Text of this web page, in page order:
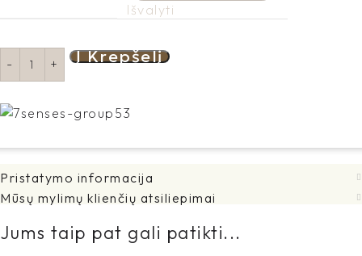
Išvalyti
Į Krepšelį
Pristatymo informacija
Mūsų mylimų klienčių atsiliepimai
Jums taip pat gali patikti...